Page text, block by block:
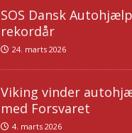
SOS Dansk
rekordår
24. marts 2026
Viking vinder
med Forsvaret
4. marts 2026